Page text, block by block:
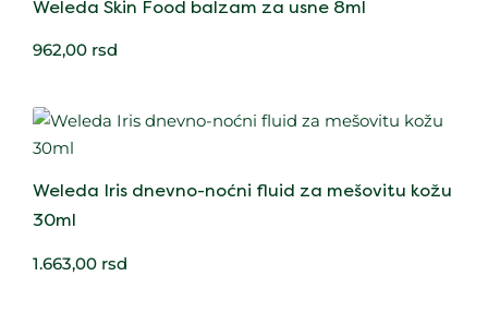
Weleda Skin Food balzam za usne 8ml
962,00 rsd
Weleda Iris dnevno-noćni fluid za mešovitu kožu
30ml
1.663,00 rsd